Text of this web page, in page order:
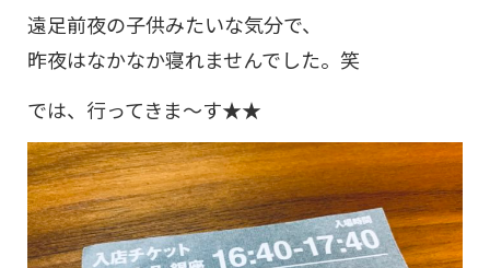
遠足前夜の子供みたいな気分で、
昨夜はなかなか寝れませんでした。笑
では、行ってきま～す★★